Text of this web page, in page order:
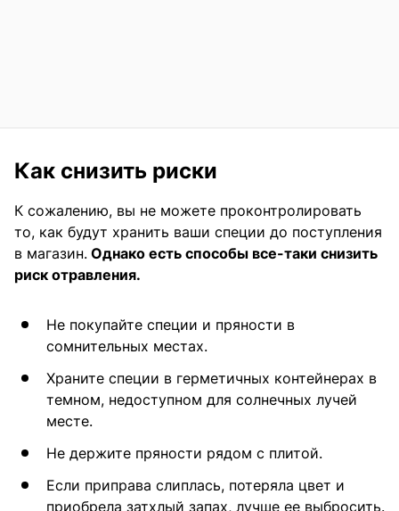
Как снизить риски
К сожалению, вы не можете проконтролировать
то, как будут хранить ваши специи до поступления
в магазин. Однако есть способы все-таки снизить
риск отравления.
Не покупайте специи и пряности в
сомнительных местах.
Храните специи в герметичных контейнерах в
темном, недоступном для солнечных лучей
месте.
Не держите пряности рядом с плитой.
Если приправа слиплась, потеряла цвет и
приобрела затхлый запах, лучше ее выбросить.